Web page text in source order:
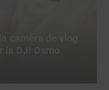
templates CapCut
sur